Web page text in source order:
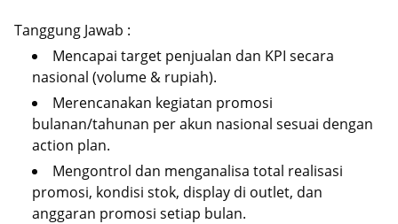
Tanggung Jawab :
Mencapai target penjualan dan KPI secara
nasional (volume & rupiah).
Merencanakan kegiatan promosi
bulanan/tahunan per akun nasional sesuai dengan
action plan.
Mengontrol dan menganalisa total realisasi
promosi, kondisi stok, display di outlet, dan
anggaran promosi setiap bulan.